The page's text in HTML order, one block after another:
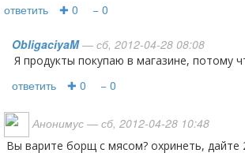
ответить ✚ 0 − 0
ObligaciyaM— сб, 2012-04-28 08:08
я продукты покупаю в магазине, потому
ответить ✚ 0 − 0
Анонимус — сб, 2012-04-28 10:48
вы варите борщ с мясом? охринеть, дайте